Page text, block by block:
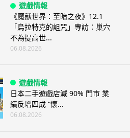
遊戲情報
《魔獸世界：至暗之夜》12.1
「烏拉特克的詛咒」專訪：巢穴
不為提高世...
06.08.2026
遊戲情報
日本二手遊戲店減 90% 門市 業
績反增四成 “懷...
06.08.2026